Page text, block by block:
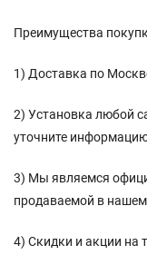
Преимущества
1) Доставка по
2) Установка любой
уточните
3) Мы являемся
продаваемой в нашем
4) Скидки и акции на